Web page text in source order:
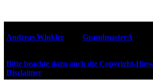
Andreas Winkler
GrandmasterA
Bitte beachte dazu auch die Copyright-
Disclaimer